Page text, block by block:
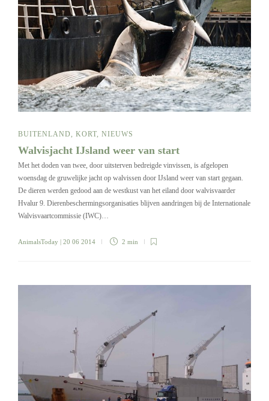
BUITENLAND, KORT, NIEUWS
Walvisjacht IJsland weer van start
Met het doden van twee, door uitsterven bedreigde vinvissen, is afgelopen
woensdag de gruwelijke jacht op walvissen door IJsland weer van start gegaan.
De dieren werden gedood aan de westkust van het eiland door walvisvaarder
Hvalur 9. Dierenbeschermingsorganisaties blijven aandringen bij de Internationale
Walvisvaartcommissie (IWC)…
AnimalsToday | 20 06 2014 2 min